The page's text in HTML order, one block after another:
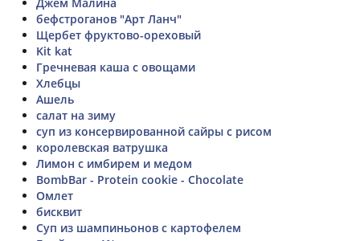
бефстроганов "Арт Ланч"
Щербет фруктово-ореховый
Kit kat
Гречневая каша с овощами
Хлебцы
Ашель
салат на зиму
суп из консервированной сайры с рисом
королевская ватрушка
Лимон с имбирем и медом
BombBar - Protein cookie - Chocolate
Омлет
бисквит
Суп из шампиньонов с картофелем